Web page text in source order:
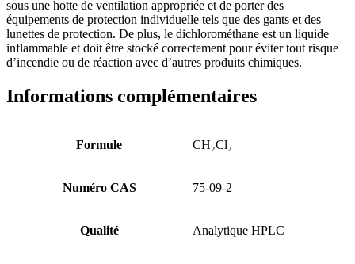
sous une hotte de ventilation appropriée et de porter des
équipements de protection individuelle tels que des gants et des
lunettes de protection. De plus, le dichlorométhane est un liquide
inflammable et doit être stocké correctement pour éviter tout risque
d’incendie ou de réaction avec d’autres produits chimiques.
Informations complémentaires
Formule CH₂Cl₂
Numéro CAS 75-09-2
Qualité Analytique HPLC